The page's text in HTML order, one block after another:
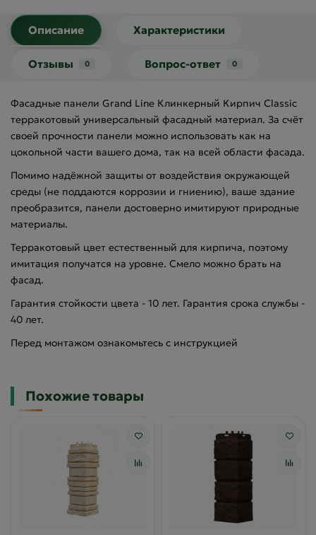
Описание Характеристики
Отзывы 0 Вопрос-ответ 0
Фасадные панели Grand Line Клинкерный Кирпич Classic
терракотовый универсальный фасадный материал. За счёт
своей прочности панели можно использовать как на
цокольной части вашего дома, так на всей области фасада.
Помимо надёжной защиты от воздействия окружающей
среды (не поддаются коррозии и гниению), ваше здание
преобразится, панели достоверно имитируют природные
материалы.
Терракотовый цвет естественный для кирпича, поэтому
имитация получатся на уровне. Смело можно брать на
фасад.
Гарантия стойкости цвета - 10 лет. Гарантия срока службы -
40 лет.
Перед монтажом ознакомьтесь с инструкцией
Похожие товары